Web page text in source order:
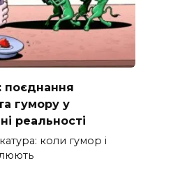
поєднання
гумору у
реальності
коли гумор і